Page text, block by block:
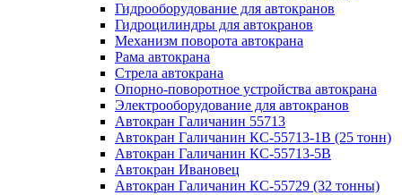
Гидрооборудование для автокранов
Гидроцилиндры для автокранов
Механизм поворота автокрана
Рама автокрана
Стрела автокрана
Опорно-поворотное устройства автокрана
Электрооборудование для автокранов
Автокран Галичанин 55713
Автокран Галичанин КС-55713-1В (25 тонн)
Автокран Галичанин КС-55713-5В
Автокран Ивановец
Автокран Галичанин КС-55729 (32 тонны)